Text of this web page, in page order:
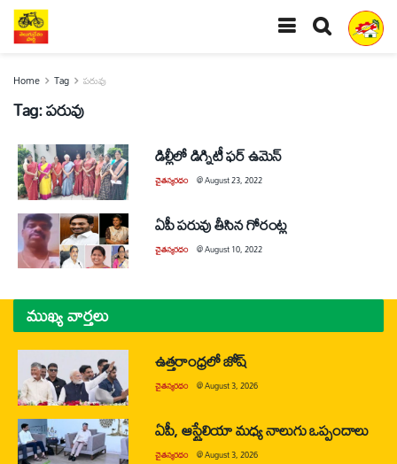
Home Tag పరువు
Tag:పరువు
డిల్లీలో డిగ్నిటీ ఫర్‌ ఉమెన్‌
చైతన్యరధం @August 23, 2022
ఏపీ పరువు తీసిన గోరంట్ల
చైతన్యరధం @August 10, 2022
ముఖ్య వార్తలు
ఉత్తరాంధ్రలో జోష్
చైతన్యరధం @August 3, 2026
ఏపీ, ఆస్ట్రేలియా మధ్య నాలుగు ఒప్పందాలు
చైతన్యరధం @August 3, 2026